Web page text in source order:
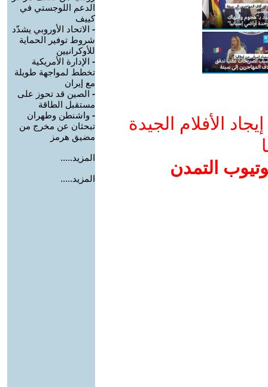
الأفلام الجيدة
التمدن
الدعم اللوجستي في
كييف
- الاتحاد الأوروبي يشدّد
شروط توفير الحماية
للأوكرانيين
- الإدارة الأمريكية
تخطط لمواجهة طويلة
مع إيران
- الصين قد تحوز على
مستقبل الطاقة
- واشنطن وطهران
تبحثان عن مخرج من
مضيق هرمز
المزيد.....
المزيد.....